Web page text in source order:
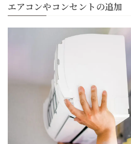
エアコンやコンセントの追加